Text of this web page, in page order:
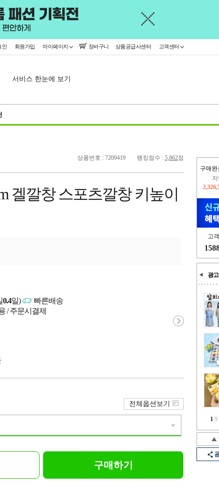
인 회원가입 마이페이지 장바구니 상품공급사센터 고객센터
서비스 한눈에 보기
구매완
고
광고
1/9
상품번호 : 7209419 랭킹점수 : 5,862점
겔깔창 스포츠깔창 키높이
0.4일)
빠른배송
/ 주문시결제
전체옵션보기
구매하기